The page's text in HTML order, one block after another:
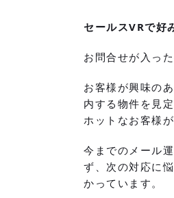
セールスVRで好
お問合せが入っ
お客様が興味の
内する物件を見
ホットなお客様
今までのメール
ず、次の対応に
かっています。